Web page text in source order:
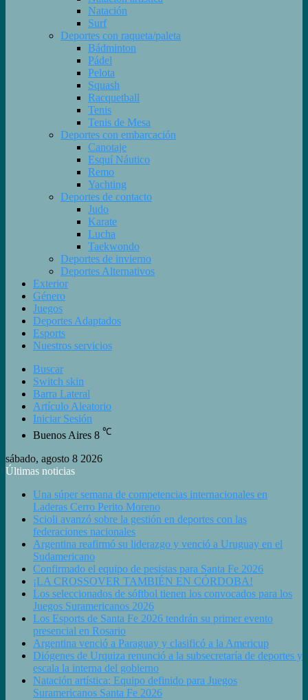
Natación
Surf
Deportes con raqueta/paleta
Bádminton
Pádel
Pelota
Squash
Racquetball
Tenis
Tenis de Mesa
Deportes con embarcación
Canotaje
Esquí Náutico
Remo
Yachting
Deportes de contacto
Judo
Karate
Lucha
Taekwondo
Deportes de invierno
Deportes Alternativos
Exterior
Género
Juegos
Deportes Adaptados
Esports
Nuestros servicios
Buscar
Switch skin
Barra Lateral
Artículo Aleatorio
Iniciar Sesión
Buenos Aires 8 ℃
sábado, agosto 8 2026
Últimas noticias
Una súper semana de competencias internacionales en
Laderas Cerro Perito Moreno
Scioli avanzó sobre la gestión en deportes con las
federaciones nacionales
Argentina reafirmó su liderazgo y venció a Uruguay en el
Sudamericano
Confirmado el equipo de pesistas para Santa Fe 2026
¡LA CROSSOVER TAMBIÉN EN CÓRDOBA!
Los seleccionados de sóftbol tienen los convocados para los
Juegos Suramericanos 2026
Los Esports de Santa Fe 2026 tendrán su primer evento
presencial en Rosario
Argentina venció a Paraguay y clasificó a la Americup
Diógenes de Urquiza renunció a la subsecretaría de deportes y
escala la interna del gobierno
Natación artística: Equipo definido para Juegos
Suramericanos Santa Fe 2026